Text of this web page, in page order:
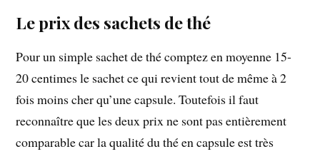
Le prix des sachets de thé
Pour un simple sachet de thé comptez en moyenne 15-
20 centimes le sachet ce qui revient tout de même à 2
fois moins cher qu’une capsule. Toutefois il faut
reconnaître que les deux prix ne sont pas entièrement
comparable car la qualité du thé en capsule est très